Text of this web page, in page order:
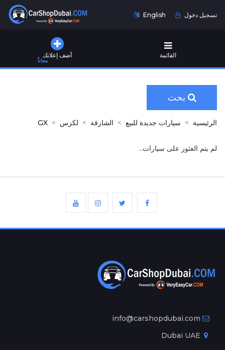
English تسجيل دخول
أضف إعلانك
مجاناً
القائمة
بحث
الرئيسية سيارات جديدة للبيع الشارقة لكزس GX
لم يتم العثور على سيارات...
info@carshopdubai.com